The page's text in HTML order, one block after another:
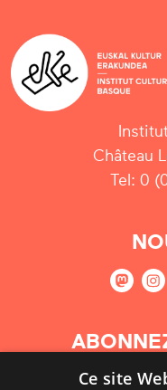
Château
Tel: 0
Ce site